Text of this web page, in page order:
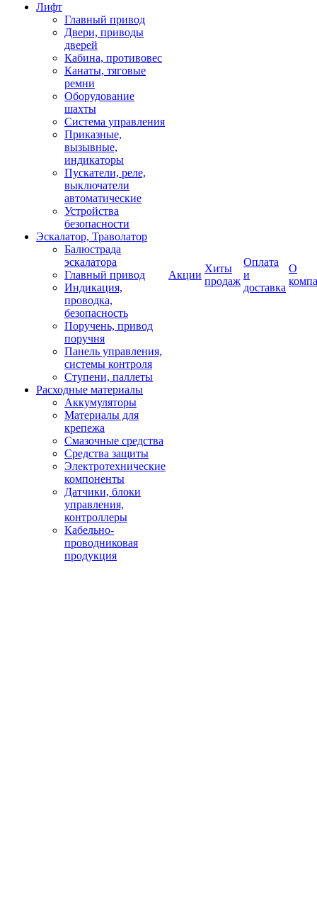
Лифт
Главный привод
Двери, приводы
дверей
Кабина, противовес
Канаты, тяговые
ремни
Оборудование
шахты
Система управления
Приказные,
вызывные,
индикаторы
Пускатели, реле,
выключатели
автоматические
Устройства
безопасности
Эскалатор, Траволатор
Балюстрада
эскалатора
Главный привод
Индикация,
проводка,
безопасность
Поручень, привод
поручня
Панель управления,
системы контроля
Ступени, паллеты
Расходные материалы
Аккумуляторы
Материалы для
крепежа
Смазочные средства
Средства защиты
Электротехнические
компоненты
Датчики, блоки
управления,
контроллеры
Кабельно-
проводниковая
продукция
Акции
Хиты
продаж
Оплата
и
доставка
О